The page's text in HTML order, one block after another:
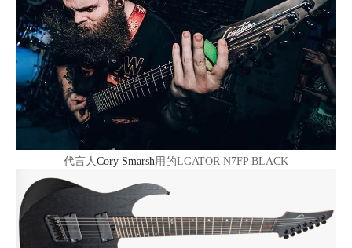
代言人 Cory Smarsh 用的LGATOR N7FP BLACK